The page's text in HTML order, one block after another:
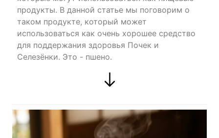
продукты. В данной статье мы поговорим о
таком продукте, который может
использоваться как очень хорошее средство
для поддержания здоровья Почек и
Селезёнки. Это - пшено.